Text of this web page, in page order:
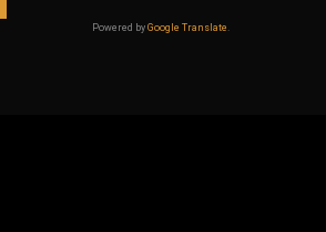
Powered by Google Translate .